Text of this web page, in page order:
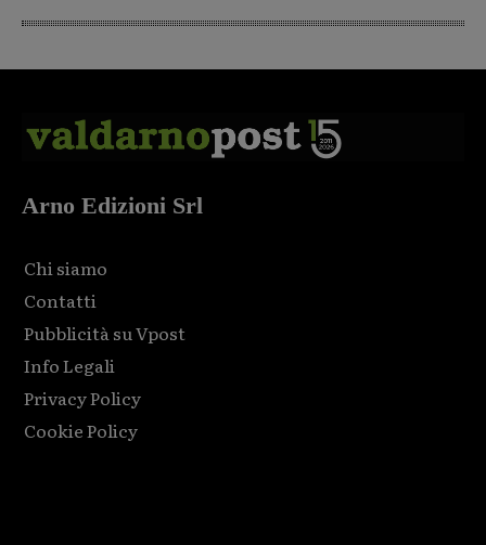
Arno Edizioni Srl
Chi siamo
Contatti
Pubblicità su Vpost
Info Legali
Privacy Policy
Cookie Policy